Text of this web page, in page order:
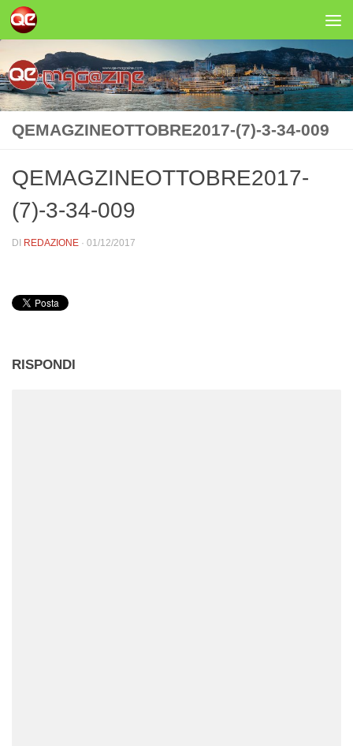
Salta al contenuto
QEMAGZINEOTTOBRE2017-(7)-3-34-009
QEMAGZINEOTTOBRE2017-
(7)-3-34-009
DI REDAZIONE · 01/12/2017
RISPONDI